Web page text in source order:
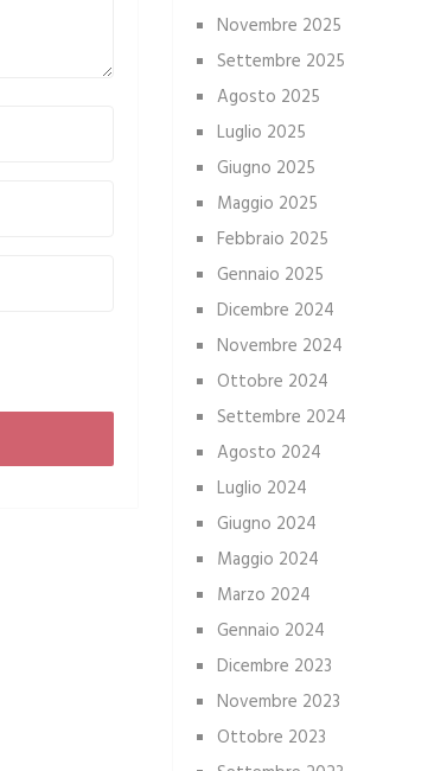
Novembre 2025
Settembre 2025
Agosto 2025
Luglio 2025
Giugno 2025
Maggio 2025
Febbraio 2025
Gennaio 2025
Dicembre 2024
Novembre 2024
Ottobre 2024
Settembre 2024
Agosto 2024
Luglio 2024
Giugno 2024
Maggio 2024
Marzo 2024
Gennaio 2024
Dicembre 2023
Novembre 2023
Ottobre 2023